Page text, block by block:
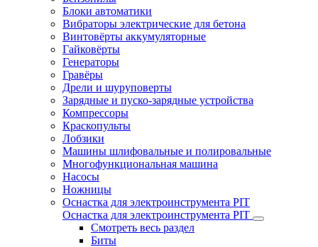
Блоки автоматики
Вибраторы электрические для бетона
Винтовёрты аккумуляторные
Гайковёрты
Генераторы
Гравёры
Дрели и шуруповерты
Зарядные и пуско-зарядные устройства
Компрессоры
Краскопульты
Лобзики
Машины шлифовальные и полировальные
Многофункциональная машина
Насосы
Ножницы
Оснастка для электроинструмента PIT
Оснастка для электроинструмента PIT
Смотреть весь раздел
Биты